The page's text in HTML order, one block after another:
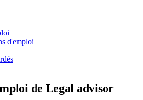
d'emploi
de Legal advisor